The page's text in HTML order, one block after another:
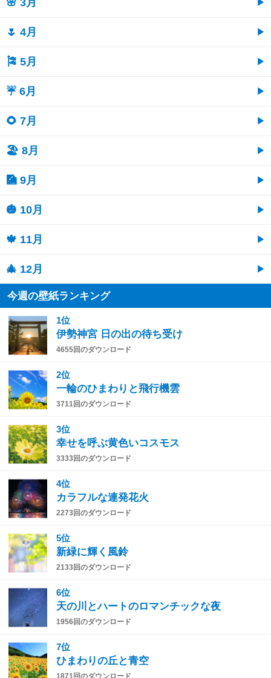
🌸 3月
🌷 4月
🎏 5月
☔ 6月
🌻 7月
🏖 8月
🎑 9月
🎃 10月
🍁 11月
🎄 12月
今週の壁紙ランキング
1位
伊勢神宮 日の出の待ち受け
4655回のダウンロード
2位
一輪のひまわりと飛行機雲
3711回のダウンロード
3位
幸せを呼ぶ黄色いコスモス
3333回のダウンロード
4位
カラフルな連発花火
2273回のダウンロード
5位
新緑に輝く風鈴
2133回のダウンロード
6位
天の川とハートのロマンチックな夜
1956回のダウンロード
7位
ひまわりの丘と青空
1871回のダウンロード